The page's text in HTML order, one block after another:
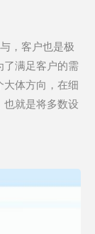
，客户也是极
了满足客户的需
体方向，在细
就是将多数设